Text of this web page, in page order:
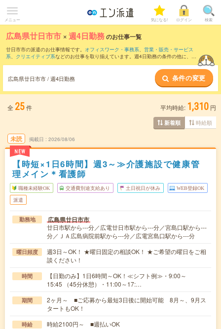
メニュー 気になる! ログイン 検索
広島県廿日市市 ×週4日勤務のお仕事一覧
廿日市市の派遣のお仕事情報です。 オフィスワーク・事務系、 営業・販売・サービス
系、 クリエイティブ系などのお仕事を取り揃えています。週4日勤務の条件の他に、 交
広島県廿日市市 / 週4日勤務 条件の変更
全 25件 平均時給: 1,310 円
新着順 時給順
未読
NEW
掲載日 2026/08/06
【時短×1日6時間】週3～≫介護施設で健康管
理メイン＊看護師
職種未経験OK 交通費別途支給あり 土日祝日が休み WEB登録OK
派遣
勤務地 広島県廿日市市
廿日市駅から---分／広電廿日市駅から---分／宮島口駅から---
分／ＪＡ広島病院前駅から---分／広電宮島口駅から---分
曜日頻度
週3日～OK！ ★曜日固定の相談OK！ ★ご希望の曜日をご相
談ください！
時間
【日勤のみ】1日6時間～OK！≪シフト例≫・9:00～
15:45 （45分休憩）・11:00～17:…
期間
2ヶ月～ ■ご応募から最短3日後に開始可能 8月～、9月ス
タートもOK！
時給 時給2100円～ ■週払いOK